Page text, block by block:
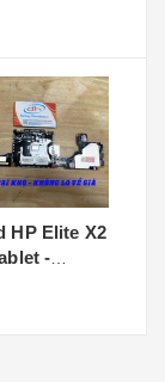
HP Elite X2
-